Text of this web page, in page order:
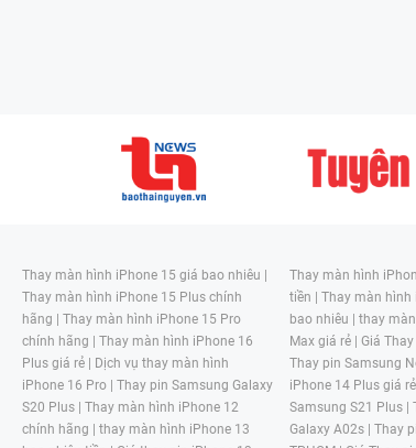
Thay màn hình iPhone 15 giá bao nhiêu |
Thay màn hình iPhone 15 Plus chính
hãng | Thay màn hình iPhone 15 Pro
chính hãng | Thay màn hình iPhone 16
Plus giá rẻ | Dịch vụ thay màn hình
iPhone 16 Pro | Thay pin Samsung Galaxy
S20 Plus | Thay màn hình iPhone 12
chính hãng | thay màn hình iPhone 13
Thay màn hình
tiền | Thay màn hình
bao nhiêu | thay
Max giá rẻ | Giá
Thay pin Samsung
iPhone 14 Plus giá
Samsung S21 Plus |
Galaxy A02s | Thay